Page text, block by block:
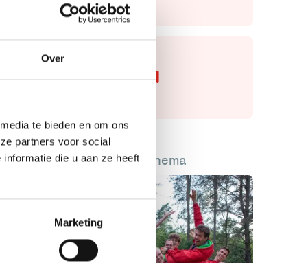
Over
te bieden en om ons
partners voor social
die u aan ze heeft
Marketing
Spel
Lees meer over dit thema